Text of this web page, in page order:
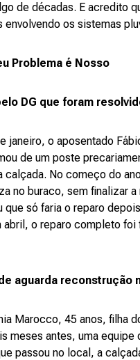
de décadas. E acredito
envolvendo os sistemas
Problema é Nosso
DG que foram
janeiro, o aposentado
de um poste
calçada. No começo do
no buraco, sem finalizar
só faria o reparo
abril, o reparo completo foi
aguarda reconstrução
Marocco, 45 anos, filha
meses antes, uma equipe
passou no local, a